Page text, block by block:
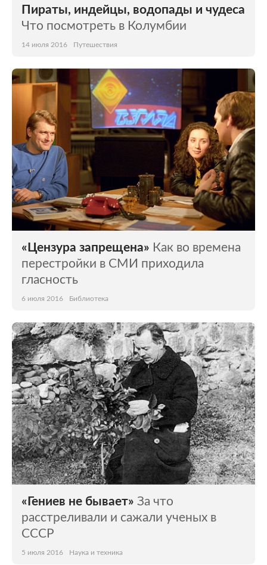
Пираты, индейцы, водопады и чудеса
Что посмотреть в Колумбии
14 июля 2016 Путешествия
«Цензура запрещена» Как во времена
перестройки в СМИ приходила
гласность
6 июля 2016 Библиотека
«Гениев не бывает» За что
расстреливали и сажали ученых в
СССР
5 июля 2016 Наука и техника